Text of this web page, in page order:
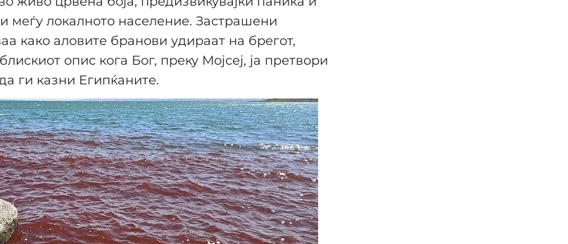
меѓу локалното население. Застрашени
како аловите бранови удираат на брегот,
опис кога Бог, преку Мојсеј, ја претвори
ги казни Египќаните.